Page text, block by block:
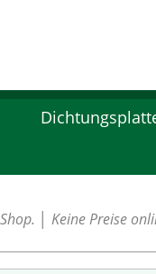
│ Keine Preise